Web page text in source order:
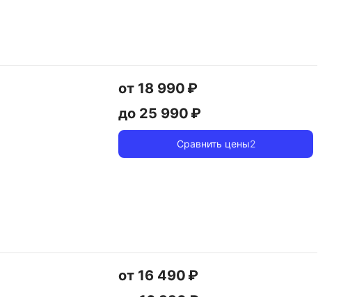
от 18 990 ₽
до 25 990 ₽
Сравнить цены2
от 16 490 ₽